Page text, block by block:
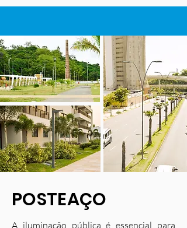
POSTEAÇO
A iluminação pública é essencial para